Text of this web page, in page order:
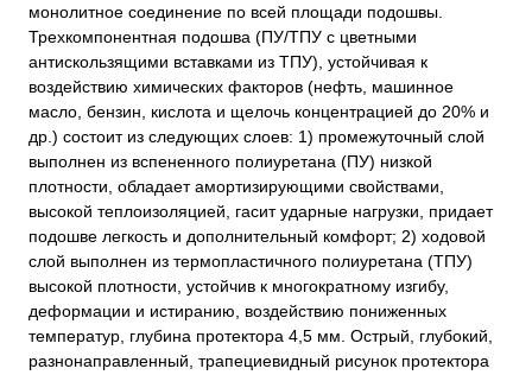
монолитное соединение по всей площади подошвы.
Трехкомпонентная подошва (ПУ/ТПУ с цветными
антискользящими вставками из ТПУ), устойчивая к
воздействию химических факторов (нефть, машинное
масло, бензин, кислота и щелочь концентрацией до 20% и
др.) состоит из следующих слоев: 1) промежуточный слой
выполнен из вспененного полиуретана (ПУ) низкой
плотности, обладает амортизирующими свойствами,
высокой теплоизоляцией, гасит ударные нагрузки, придает
подошве легкость и дополнительный комфорт; 2) ходовой
слой выполнен из термопластичного полиуретана (ТПУ)
высокой плотности, устойчив к многократному изгибу,
деформации и истиранию, воздействию пониженных
температур, глубина протектора 4,5 мм. Острый, глубокий,
разнонаправленный, трапециевидный рисунок протектора